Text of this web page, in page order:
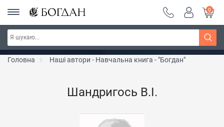
Серія "Вандербікери" ~ знижка 25%
0
Головна Наші автори - Навчальна книга - "Богдан"
Шандригось В.І.